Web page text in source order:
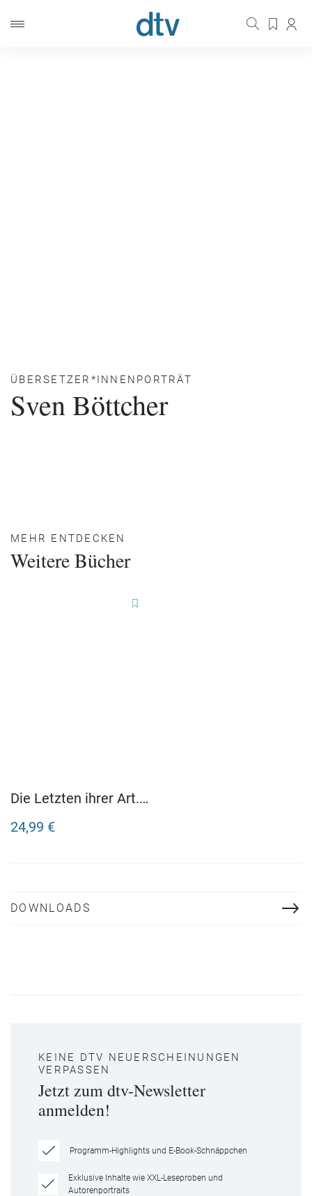
ÜBERSETZER*INNENPORTRÄT
Sven Böttcher
MEHR ENTDECKEN
Weitere Bücher
Die Letzten ihrer Art.
aussterbenden Tieren
24,99 €
DOWNLOADS
KEINE DTV NEUERSCHEINUNGEN
VERPASSEN
Jetzt zum dtv-Newsletter
anmelden!
Programm-Highlights und E-Book-Schnäppchen
Exklusive Inhalte wie XXL-Leseproben und
Autorenportraits